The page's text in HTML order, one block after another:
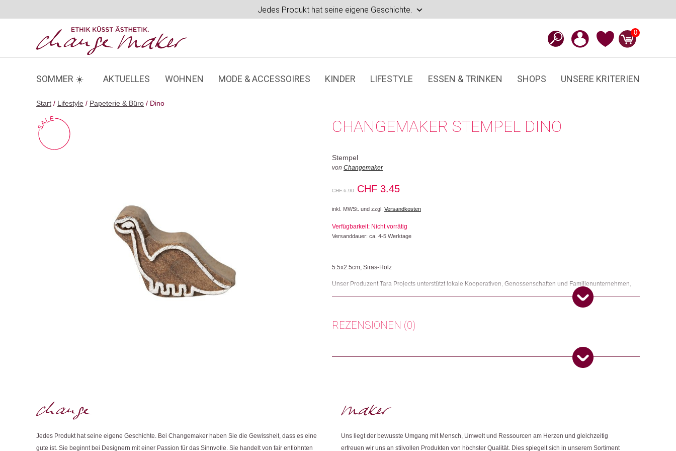
Jedes Produkt hat seine eigene Geschichte.
0
SOMMER ☀️ AKTUELLES WOHNEN MODE & ACCESSOIRES KINDER LIFESTYLE ESSEN & TRINKEN SHOPS UNSERE KRITERIEN
Start / Lifestyle / Papeterie & Büro / Dino
CHANGEMAKER STEMPEL DINO
Stempel
von Changemaker
CHF6.90
Ursprünglicher
CHF 6.90
CHF 3.45Aktueller
CHF 3.45.
inkl. MWSt. und zzgl. Versandkosten
Verfügbarkeit: Nicht vorrätig
Versanddauer: ca. 4-5 Werktage
5.5x2.5cm, Siras-Holz
Unser Produzent Tara Projects unterstützt lokale Kooperativen, Genossenschaften und Familienunternehmen,
damit diese ihre Produkte unter menschenwürdigen Bedingungen produzieren und zu fairen Preisen auf dem
Weltmarkt verkaufen können. Ausserdem setzt sich Tara Projects gezielt gegen Kinderarbeit ein.
Produktion: Indien
REZENSIONEN (0)
Jedes Produkt hat seine eigene Geschichte. Bei Changemaker haben Sie die Gewissheit, dass es eine
gute ist. Sie beginnt bei Designern mit einer Passion für das Sinnvolle. Sie handelt von fair entlöhnten
Uns liegt der bewusste Umgang mit Mensch, Umwelt und Ressourcen am Herzen und gleichzeitig
erfreuen wir uns an stilvollen Produkten von höchster Qualität. Dies spiegelt sich in unserem Sortiment